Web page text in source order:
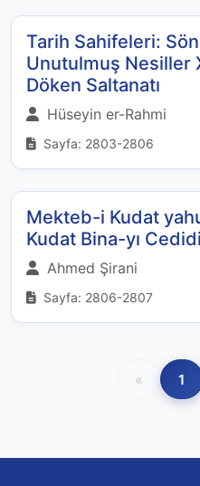
Tarih Sahifeleri:
Unutulmuş Nesiller
Döken Saltanatı
Hüseyin er-Rahmi
Sayfa: 2803-2806
Mekteb-i Kudat
Kudat Bina-yı Cedidi
Ahmed Şirani
Sayfa: 2806-2807
« 1